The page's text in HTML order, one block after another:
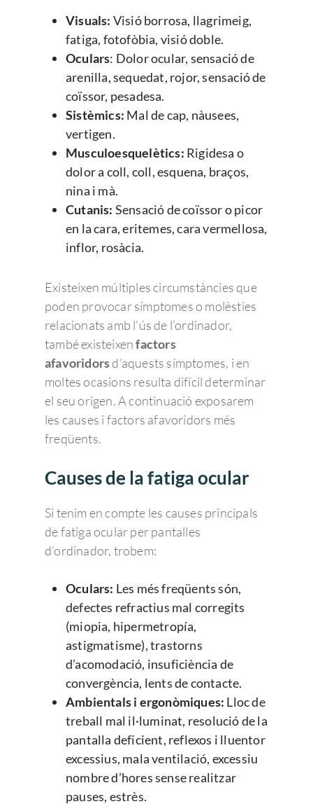
Visuals: Visió borrosa, llagrimeig,
fatiga, fotofòbia, visió doble.
Oculars: Dolor ocular, sensació de
arenilla, sequedat, rojor, sensació de
coïssor, pesadesa.
Sistèmics: Mal de cap, nàusees,
vertigen.
Musculoesquelètics: Rigidesa o
dolor a coll, coll, esquena, braços,
nina i mà.
Cutanis: Sensació de coïssor o picor
en la cara, eritemes, cara vermellosa,
inflor, rosàcia.
Existeixen múltiples circumstàncies que
poden provocar símptomes o molèsties
relacionats amb l’ús de l’ordinador,
també existeixenfactors
afavoridorsd’aquests símptomes, i en
moltes ocasions resulta difícil determinar
el seu origen. A continuació exposarem
les causes i factors afavoridors més
freqüents.
Causes de la fatiga ocular
Si tenim en compte les causes principals
de fatiga ocular per pantalles
d’ordinador, trobem:
Oculars: Les més freqüents són,
defectes refractius mal corregits
(miopia, hipermetropía,
astigmatisme), trastorns
d’acomodació, insuficiència de
convergència, lents de contacte.
Ambientals i ergonòmiques: Lloc de
treball mal il·luminat, resolució de la
pantalla deficient, reflexos i lluentor
excessius, mala ventilació, excessiu
nombre d’hores sense realitzar
pauses, estrès.